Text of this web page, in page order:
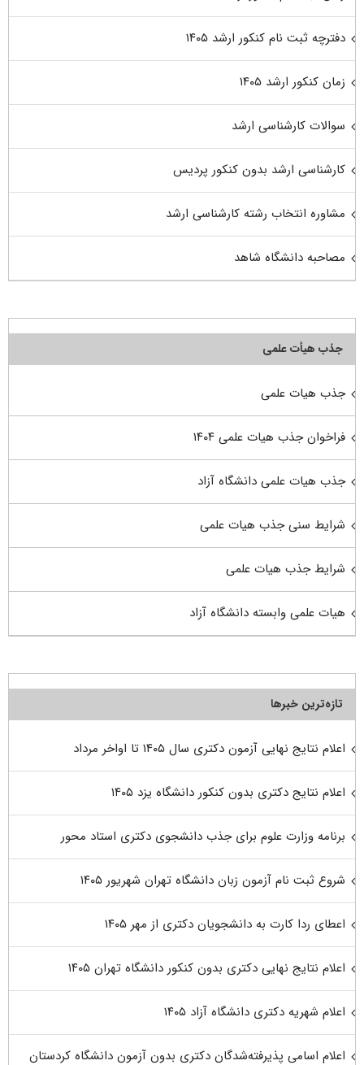
دفترچه ثبت نام کنکور ارشد ۱۴۰۵
زمان کنکور ارشد ۱۴۰۵
سوالات کارشناسی ارشد
کارشناسی ارشد بدون کنکور پردیس
مشاوره انتخاب رشته کارشناسی ارشد
مصاحبه دانشگاه شاهد
جذب هیأت علمی
جذب هیات علمی
فراخوان جذب هیات علمی ۱۴۰۴
جذب هیات علمی دانشگاه آزاد
شرایط سنی جذب هیات علمی
شرایط جذب هیات علمی
هیات علمی وابسته دانشگاه آزاد
تازه‌ترین خبرها
اعلام نتایج نهایی آزمون دکتری سال ۱۴۰۵ تا اواخر مرداد
اعلام نتایج دکتری بدون کنکور دانشگاه یزد ۱۴۰۵
برنامه وزارت علوم برای جذب دانشجوی دکتری استاد محور
شروع ثبت نام آزمون زبان دانشگاه تهران شهریور ۱۴۰۵
اعطای ردا کارت به دانشجویان دکتری از مهر ۱۴۰۵
اعلام نتایج نهایی دکتری بدون کنکور دانشگاه تهران ۱۴۰۵
اعلام شهریه دکتری دانشگاه آزاد ۱۴۰۵
اعلام اسامی پذیرفته‌شدگان دکتری بدون آزمون دانشگاه کردستان